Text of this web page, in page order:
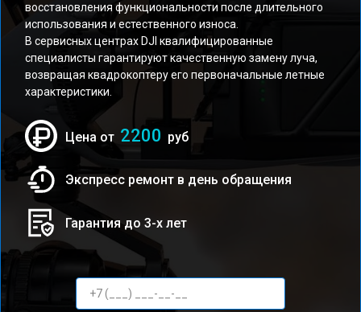
восстановления функциональности после длительного
использования и естественного износа.
В сервисных центрах DJI квалифицированные
специалисты гарантируют качественную замену луча,
возвращая квадрокоптеру его первоначальные летные
характеристики.
Цена от 2200 руб
Экспресс ремонт в день обращения
Гарантия до 3-х лет